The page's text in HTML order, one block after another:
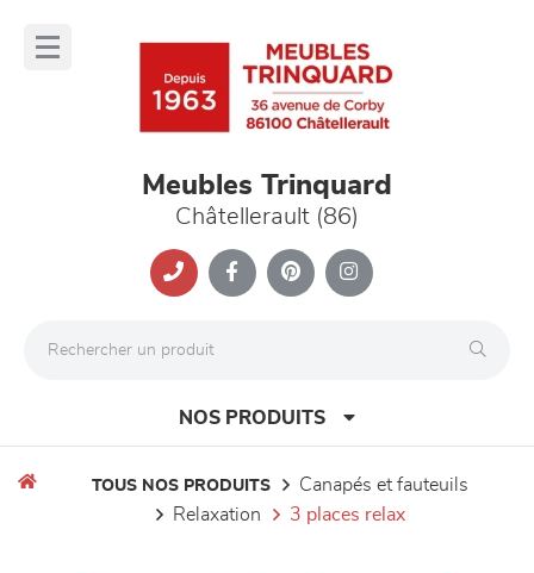
Meubles Trinquard
Châtellerault (86)
NOS PRODUITS
TOUS NOS PRODUITS
canapés et fauteuils
relaxation
3 places relax